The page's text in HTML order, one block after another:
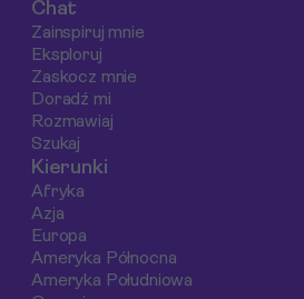
to, co warto
zobaczyć i jakie plaże
warto odwiedzić.
Chat
Zainspiruj mnie
Eksploruj
Zaskocz mnie
Doradź mi
Rozmawiaj
Szukaj
Kierunki
Afryka
Azja
Europa
Ameryka Północna
Ameryka Południowa